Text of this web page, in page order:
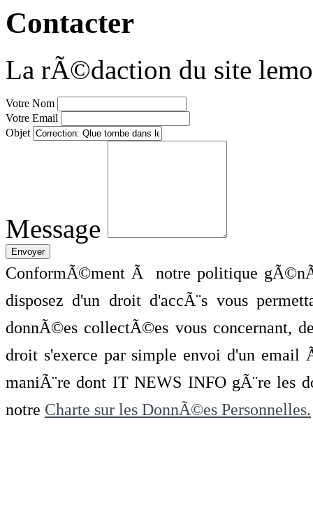
Contacter
La rÃ©daction du site
Votre Nom
Votre Email
Objet
Message
ConformÃ©ment Ã notre politique
disposez d'un droit d'accÃ¨s vous
donnÃ©es collectÃ©es vous concernant,
droit s'exerce par simple envoi d'un
maniÃ¨re dont IT NEWS INFO gÃ¨re les
notre Charte sur les DonnÃ©es Personnelles.